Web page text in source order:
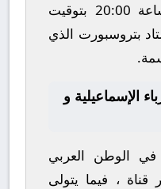
20:00 بتوقيت
بتروسبورت الذي
الإسماعيلية و
الوطن العربي
قناة، فيما يتولى